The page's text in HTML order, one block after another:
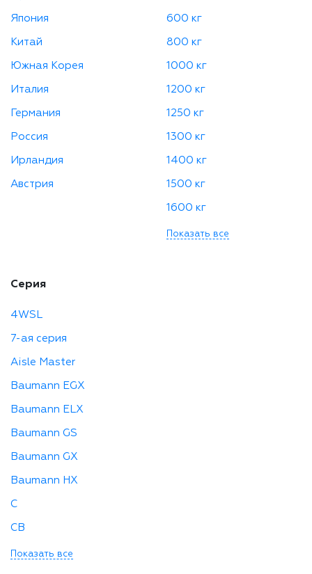
Япония
Китай
Южная Корея
Италия
Германия
Россия
Ирландия
Австрия
600 кг
800 кг
1000 кг
1200 кг
1250 кг
1300 кг
1400 кг
1500 кг
1600 кг
Показать все
Серия
4WSL
7-ая серия
Aisle Master
Baumann EGX
Baumann ELX
Baumann GS
Baumann GX
Baumann HX
C
CB
Показать все